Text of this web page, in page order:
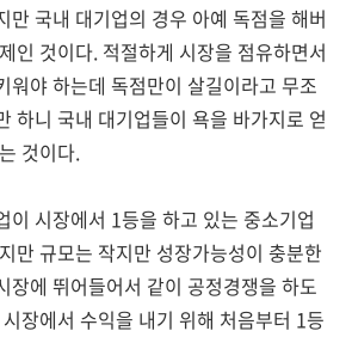
만 국내 대기업의 경우 아예 독점을 해버
인 것이다. 적절하게 시장을 점유하면서
워야 하는데 독점만이 살길이라고 무조
하니 국내 대기업들이 욕을 바가지로 얻
것이다.
이 시장에서 1등을 하고 있는 중소기업
만 규모는 작지만 성장가능성이 충분한
장에 뛰어들어서 같이 공정경쟁을 하도
장에서 수익을 내기 위해 처음부터 1등